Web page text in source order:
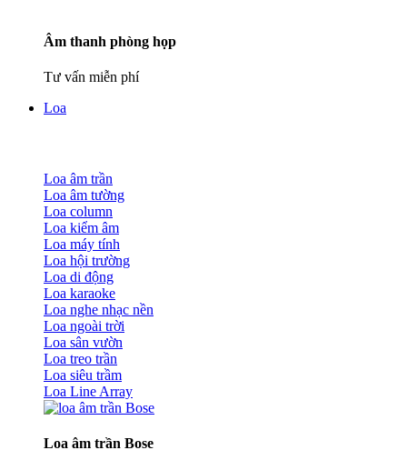
Âm thanh phòng họp
Tư vấn miễn phí
Loa
Loa âm trần
Loa âm tường
Loa column
Loa kiểm âm
Loa máy tính
Loa hội trường
Loa di động
Loa karaoke
Loa nghe nhạc nền
Loa ngoài trời
Loa sân vườn
Loa treo trần
Loa siêu trầm
Loa Line Array
Loa âm trần Bose